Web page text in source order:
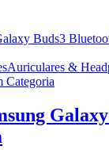
Auriculares &
Categoria